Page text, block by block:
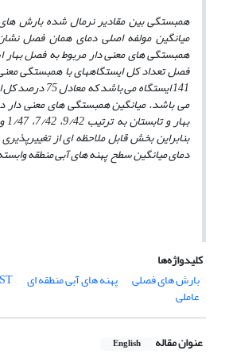
همبستگی بین مقادیر نرمال شده بارش های
میانگین مولفه اصلی دمای همان فصل
همبستگی های معنی دار مربوط به فصل
141 ایستگاه می
می باشد. میانگین همبستگی های معنی دار
بنابراین بخش قابل ملاحظه ای از
دمای میانگین سطح پهنه های آبی منطقه
کلیدواژه‌ها
بارش های فصلی
پهنه های آبی منطقه ای
عاملی
عنوان مقاله English